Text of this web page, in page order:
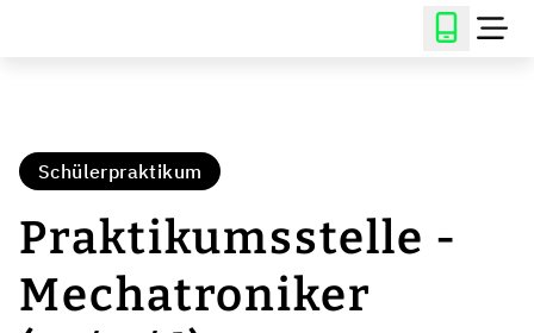
Schülerpraktikum
Praktikumsstelle -
Mechatroniker